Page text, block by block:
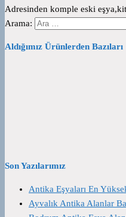
Adresinden komple eski
Arama:
Aldığımız Ürünlerden Bazıları
Son Yazılarımız
Antika Eşyaları En
Ayvalık Antika Alanlar